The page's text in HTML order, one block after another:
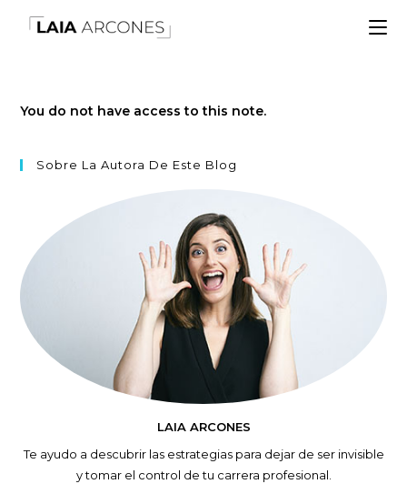
You do not have access to this note.
Sobre La Autora De Este Blog
LAIA ARCONES
Te ayudo a descubrir las estrategias para dejar de ser invisible
y tomar el control de tu carrera profesional.